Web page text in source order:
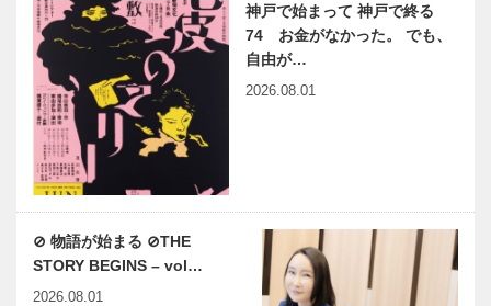
神戸で始まって 神戸で終る
74 お金がなかった。 でも、
自由が…
2026.08.01
⊘ 物語が始まる ⊘THE
STORY BEGINS – vol…
2026.08.01